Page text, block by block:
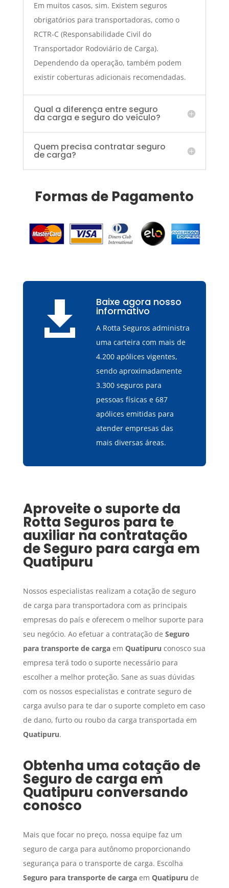
Em muitos casos, sim. Existem seguros
obrigatórios para transportadoras, como o
RCTR-C (Responsabilidade Civil do
Transportador Rodoviário de Carga).
Dependendo da operação, também podem
existir coberturas adicionais recomendadas.
Qual a diferença entre seguro
da carga e seguro do veículo?
Quem precisa contratar seguro
de carga?
Formas de Pagamento
 Baixe agora nosso
informativo
A Rotta Seguros administra
uma carteira com mais de
4.200 apólices vigentes,
sendo aproximadamente
3.300 seguros para
pessoas físicas e 687
apólices emitidas para
atender empresas das
mais diversas áreas.
Aproveite o suporte da
Rotta Seguros para te
auxiliar na contratação
deSeguro para carga em
Quatipuru
Nossos especialistas realizam a cotação de seguro
de carga para transportadora com as principais
empresas do país e oferecem o melhor suporte para
seu negócio. Ao efetuar a contratação de Seguro
para transporte de cargaem Quatipuru conosco sua
empresa terá todo o suporte necessário para
escolher a melhor proteção. Sane as suas dúvidas
com os nossos especialistas e contrate seguro de
carga avulso para te dar o suporte completo em caso
de dano, furto ou roubo da carga transportada em
Quatipuru.
Obtenha uma cotação de
Seguro de carga em
Quatipuru conversando
conosco
Mais que focar no preço, nossa equipe faz um
seguro de carga para autônomo proporcionando
segurança para o transporte de carga. Escolha
Seguro para transporte de cargaem Quatipuru de